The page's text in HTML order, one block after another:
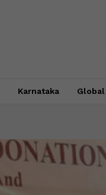
Karnataka Global